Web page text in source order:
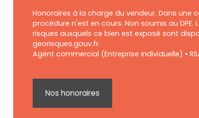
Honoraires à la charge du vendeur. Dans une
procédure n'est en cours. Non soumis au DPE.
risques auxquels ce bien est exposé sont
georisques.gouv.fr.
Agent commercial (Entreprise individuelle) •
Nos honoraires